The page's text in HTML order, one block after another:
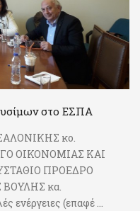
στο ΕΣΠΑ
κο.
ΟΙΚΟΝΟΜΙΑΣ ΚΑΙ
ΠΡΟΕΔΡΟ
κα.
(επαφέ ...